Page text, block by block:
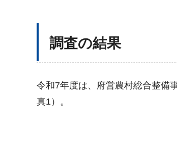
調査の結果
令和7年度は、府営農村総合整備
真1）。